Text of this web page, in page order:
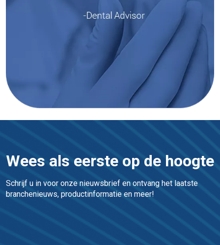
Wees als eerste op de hoogte
Schrijf u in voor onze nieuwsbrief en ontvang het laatste
branchenieuws, productinformatie en meer!